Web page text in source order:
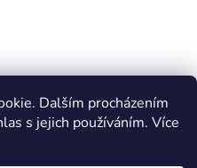
Dalším procházením
s jejich používáním. Více